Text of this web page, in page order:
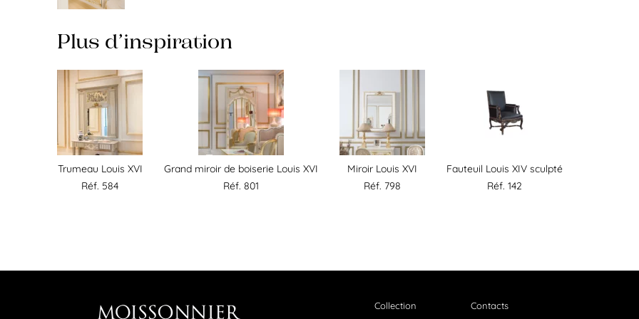
Plus d’inspiration
Trumeau Louis XVI
Réf. 584
Grand miroir de boiserie Louis XVI
Réf. 801
Miroir Louis XVI
Réf. 798
Fauteuil Louis XIV sculpté
Réf. 142
Collection Contacts